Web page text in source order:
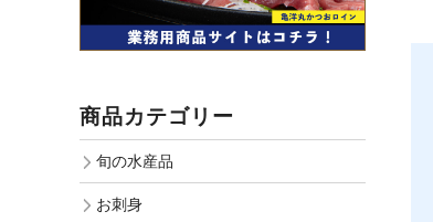
商品カテゴリー
旬の水産品
お刺身